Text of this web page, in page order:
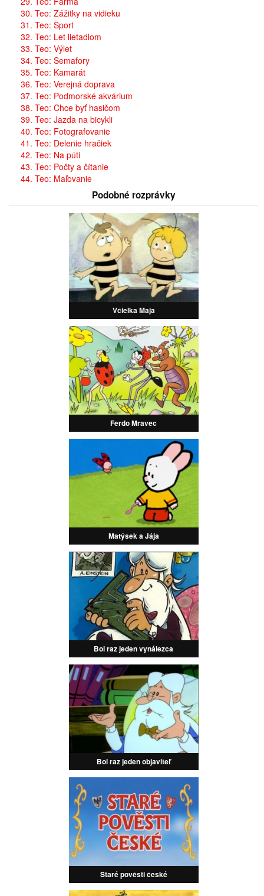
30. Teo: Zážitky na vidieku
31. Teo: Šport
32. Teo: Let lietadlom
33. Teo: Výlet
34. Teo: Semafory
35. Teo: Kamarát
36. Teo: Verejná doprava
37. Teo: Podmorské akvárium
38. Teo: Chce byť hasičom
39. Teo: Jazda na bicykli
40. Teo: Fotografovanie
41. Teo: Delenie hračiek
42. Teo: Na púti
43. Teo: Počty a čítanie
44. Teo: Maľovanie
Podobné rozprávky
Včielka Maja
Ferdo Mravec
Matýsek a Jája
Bol raz jeden vynálezca
Bol raz jeden objaviteľ
Staré pověsti české